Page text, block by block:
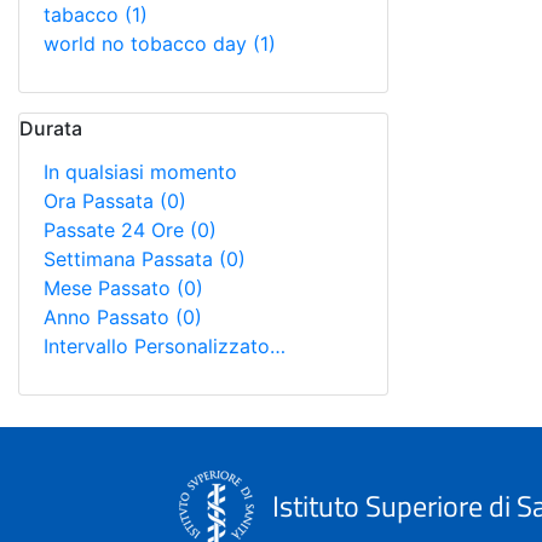
tabacco (1)
world no tobacco day (1)
Durata
In qualsiasi momento
Ora Passata (0)
Passate 24 Ore (0)
Settimana Passata (0)
Mese Passato (0)
Anno Passato (0)
Intervallo Personalizzato…
Istituto Superiore di